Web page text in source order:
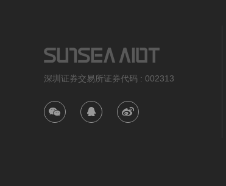
深圳证券交易所证券代码 : 002313